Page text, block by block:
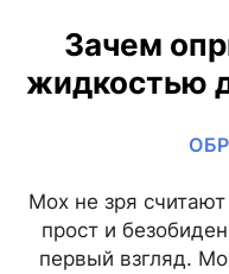
Зачем
жидкостью
Мох не зря
прост и
первый взгляд.